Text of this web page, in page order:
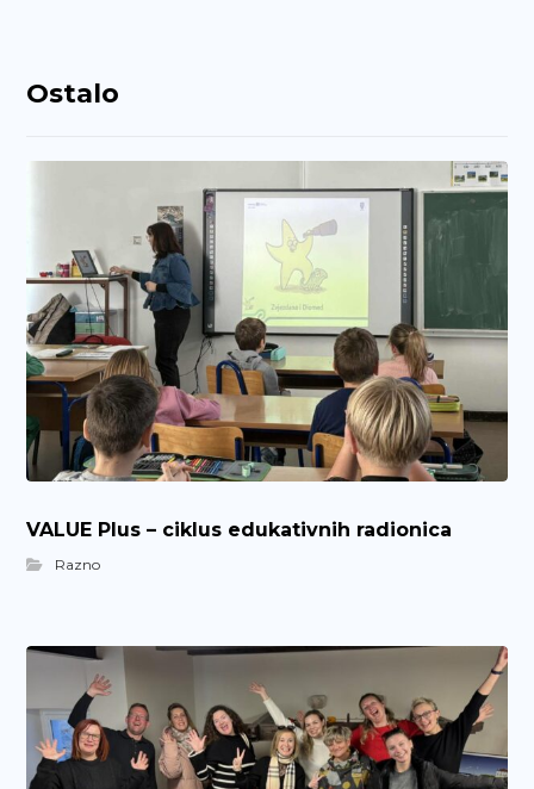
Ostalo
VALUE Plus – ciklus edukativnih radionica
Razno